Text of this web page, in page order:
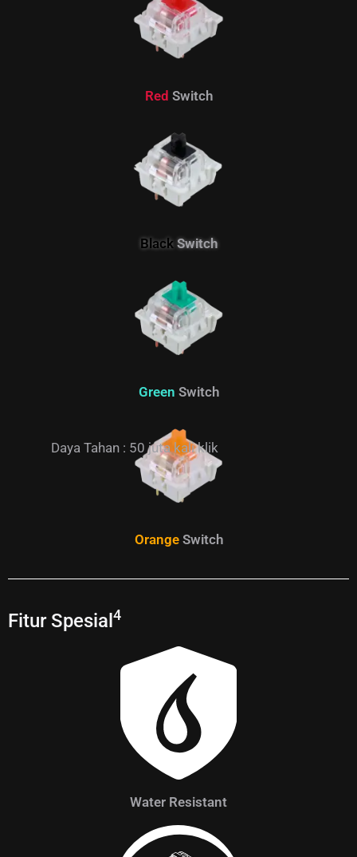
Daya Tahan : 50 juta kali klik
Red Switch
BlackSwitch
Green Switch
OrangeSwitch
Fitur Spesial 4
Water Resistant